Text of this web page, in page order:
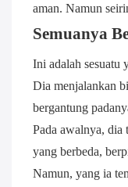
aman. Namun
Semuanya
Ini adalah sesuatu
Dia menjalankan
bergantung
Pada awalnya, dia
yang berbeda,
Namun, yang ia